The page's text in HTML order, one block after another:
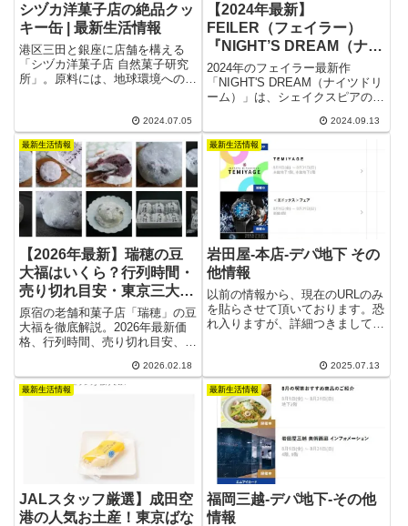
シヅカ洋菓子店の絶品クッ
キー缶 | 最新生活情報
港区三田と銀座に店舗を構える
「シヅカ洋菓子店 自然菓子研究
所」。原料には、地球環境への負
し、シンプルな工程で洋菓子を作
っています。お土産としておすす
めの品は「No.1 Shizuka
Bisucuit」。
2024.07.05
【2024年最新】
FEILER（フェイラー）
『NIGHT’S DREAM（ナイ
ツドリーム）』新作！敬老
の日に贈る華やかなギフト
特集
2024年のフェイラー最新作
「NIGHT'S DREAM（ナイツドリ
ーム）」は、シェイクスピアの名
アされたシリーズです。夢に舞う
花々や妖精たちの幻想的なデザイ
ンが特徴で、恋の物語を思わせる
ロマンチックな雰囲気を持ってい
ます。華やかな色彩とリズミカル
なモチーフが、どんなシーンでも
映えること間違いなしです。
2024.09.13
最新生活情報
【2026年最新】瑞穂の豆
大福はいくら？行列時間・
売り切れ目安・東京三大豆
大福の実力を徹底解説
原宿の老舗和菓子店「瑞穂」の豆
大福を徹底解説。2026年最新価
格、行列時間、売り切れ目安、季
評価まで網羅。松島屋・群林堂・
岡埜榮泉との違いも紹介します。
2026.02.18
最新生活情報
岩田屋-本店-デパ地下 その
他情報
以前の情報から、現在のURLのみ
を貼らさせて頂いております。恐
れ入りますが、詳細つきましては
ください。 2025年7月13日
2025.07.13
最新生活情報
JALスタッフ厳選】成田空
港の人気お土産！東京ばな
最新生活情報
福岡三越-デパ地下-その他
情報